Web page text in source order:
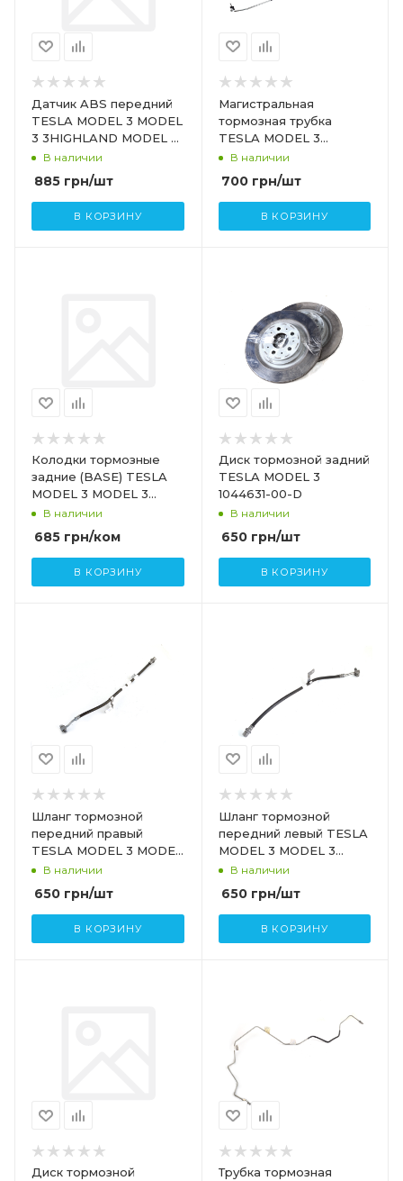
Датчик ABS передний
TESLA MODEL 3 MODEL
3 3HIGHLAND MODEL Y
1188761-00-A
В наличии
885 грн/шт
В КОРЗИНУ
Магистральная
тормозная трубка
TESLA MODEL 3
1044713-00-D
В наличии
700грн/шт
В КОРЗИНУ
Колодки тормозные
задние (BASE) TESLA
MODEL 3 MODEL 3
HIGHLAND MODEL Y
8008249-00-A
В наличии
685 грн/ком
В КОРЗИНУ
Диск тормозной задний
TESLA MODEL 3
1044631-00-D
В наличии
650грн/шт
В КОРЗИНУ
Шланг тормозной
передний правый
TESLA MODEL 3 MODEL
3 HIGHLAND 1044722-
В наличии
650 грн/шт
В КОРЗИНУ
Шланг тормозной
передний левый TESLA
MODEL 3 MODEL 3
HIGHLAND 1044721-00-
В наличии
650грн/шт
В КОРЗИНУ
Диск тормозной
Трубка тормозная